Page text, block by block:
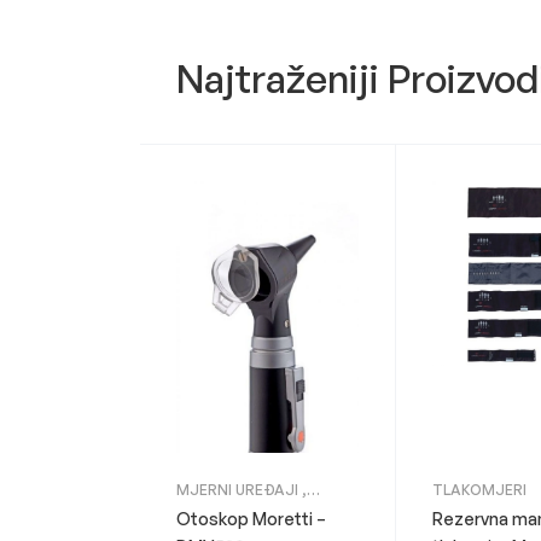
Najtraženiji
MJERNI UREĐAJI ,
OBITELJSKE MEDICINE
Otoskop Moretti –
TLAKOMJERI
Rezervna